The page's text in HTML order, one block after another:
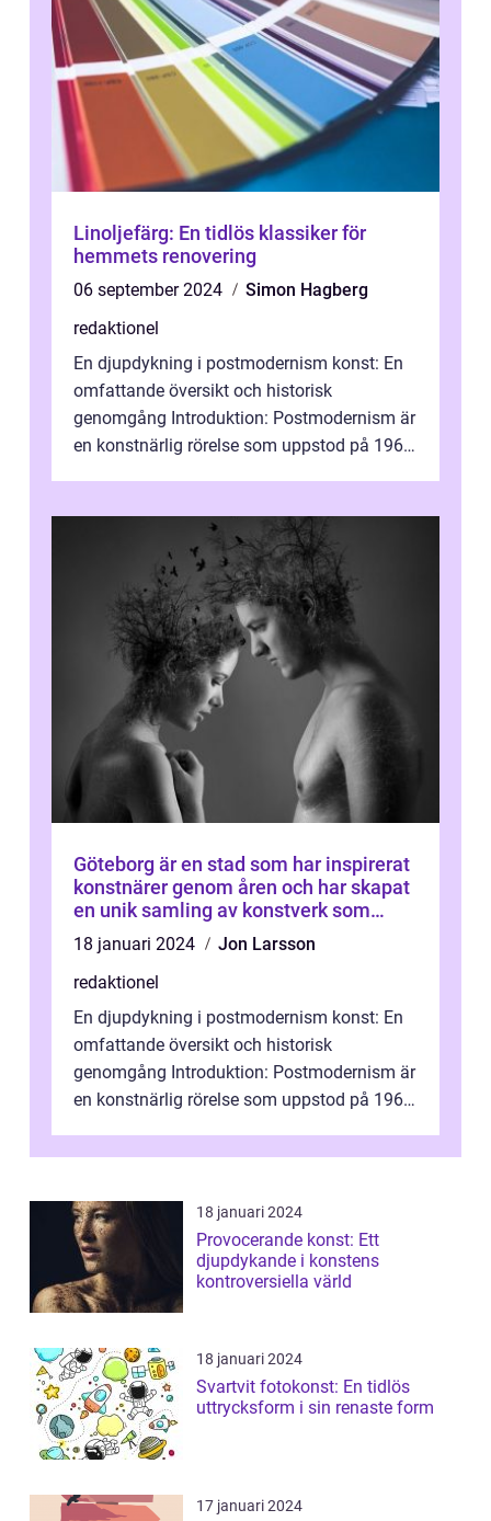
Linoljefärg: En tidlös klassiker för
hemmets renovering
06 september 2024
Simon Hagberg
redaktionel
En djupdykning i postmodernism konst: En
omfattande översikt och historisk
genomgång Introduktion: Postmodernism är
en konstnärlig rörelse som uppstod på 1960-
Göteborg är en stad som har inspirerat
konstnärer genom åren och har skapat
en unik samling av konstverk som
representerar staden
18 januari 2024
Jon Larsson
redaktionel
En djupdykning i postmodernism konst: En
omfattande översikt och historisk
genomgång Introduktion: Postmodernism är
en konstnärlig rörelse som uppstod på 1960-
18 januari 2024
Provocerande konst: Ett
djupdykande i konstens
kontroversiella värld
18 januari 2024
Svartvit fotokonst: En tidlös
uttrycksform i sin renaste form
17 januari 2024